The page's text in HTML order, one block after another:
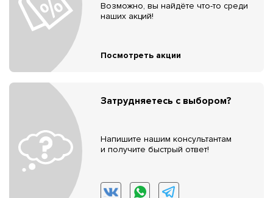
Возможно, вы найдёте что-то среди
наших акций!
Посмотреть акции
Затрудняетесь с выбором?
Напишите нашим консультантам
и получите быстрый ответ!